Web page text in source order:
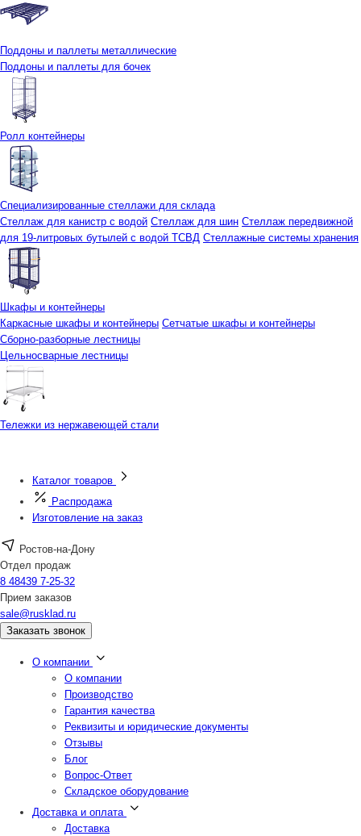
Поддоны и паллеты металлические
Поддоны и паллеты для бочек
Ролл контейнеры
Специализированные стеллажи для склада
Стеллаж для канистр с водой Стеллаж для шин Стеллаж передвижной
для 19-литровых бутылей с водой ТСВД Стеллажные системы хранения
Шкафы и контейнеры
Каркасные шкафы и контейнеры Сетчатые шкафы и контейнеры
Сборно-разборные лестницы
Цельносварные лестницы
Тележки из нержавеющей стали
Каталог товаров
Распродажа
Изготовление на заказ
Ростов-на-Дону
Отдел продаж
8 48439 7-25-32
Прием заказов
sale@rusklad.ru
Заказать звонок
О компании
О компании
Производство
Гарантия качества
Реквизиты и юридические документы
Отзывы
Блог
Вопрос-Ответ
Складское оборудование
Доставка и оплата
Доставка